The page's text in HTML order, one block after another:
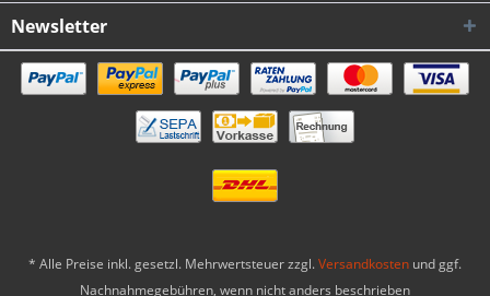
Newsletter
* Alle Preise inkl. gesetzl. Mehrwertsteuer zzgl.Versandkosten und ggf.
Nachnahmegebühren, wenn nicht anders beschrieben